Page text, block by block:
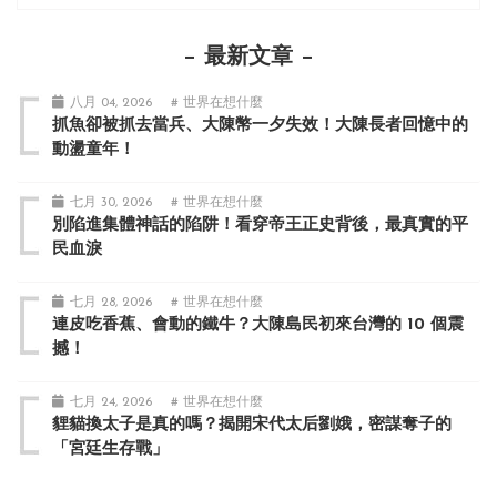
最新文章
八月 04, 2026 # 世界在想什麼
抓魚卻被抓去當兵、大陳幣一夕失效！大陳長者回憶中的
動盪童年！
七月 30, 2026 # 世界在想什麼
別陷進集體神話的陷阱！看穿帝王正史背後，最真實的平
民血淚
七月 28, 2026 # 世界在想什麼
連皮吃香蕉、會動的鐵牛？大陳島民初來台灣的 10 個震
撼！
七月 24, 2026 # 世界在想什麼
貍貓換太子是真的嗎？揭開宋代太后劉娥，密謀奪子的
「宮廷生存戰」